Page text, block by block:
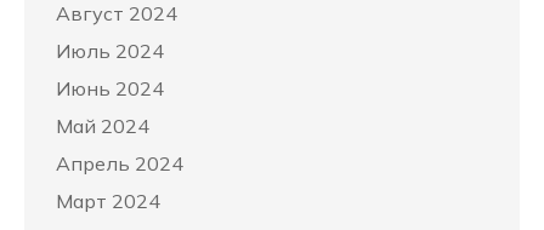
Август 2024
Июль 2024
Июнь 2024
Май 2024
Апрель 2024
Март 2024